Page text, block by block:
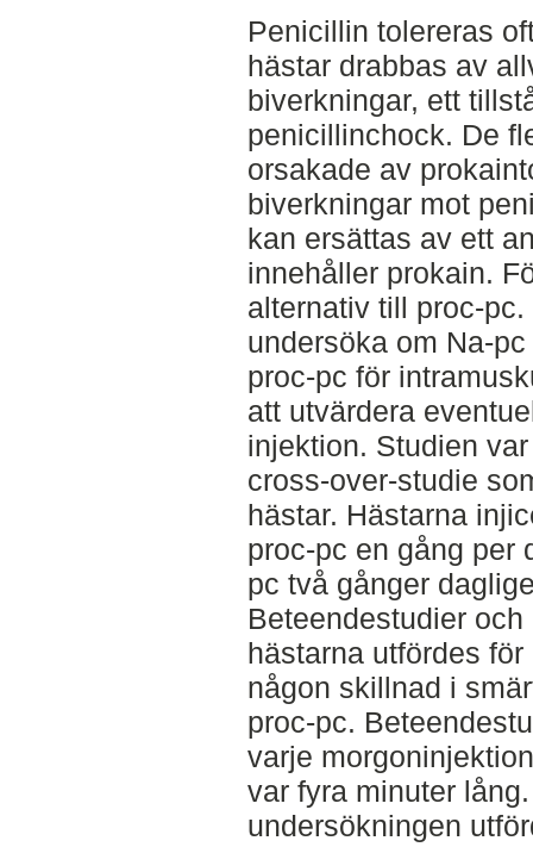
Penicillin tolereras
hästar drabbas av
biverkningar, ett
penicillinchock. De
orsakade av
biverkningar mot
kan ersättas av ett
innehåller prokain.
alternativ till proc-
undersöka om Na-
proc-pc för
att utvärdera
injektion. Studien
cross-over-studie
hästar. Hästarna
proc-pc en gång per
pc två gånger
Beteendestudier
hästarna utfördes
någon skillnad i
proc-pc.
varje
var fyra minuter
undersökningen